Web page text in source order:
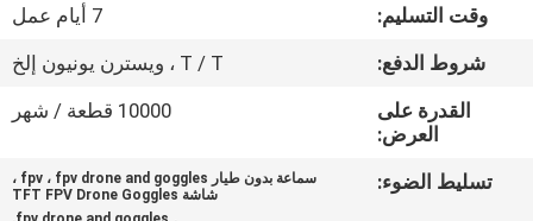
حالات
اطلب
اقتباس
وقت التسليم:
7 أيام عمل
شروط الدفع:
T / T ، ويسترن يونيون إلخ
القدرة على
العرض:
10000 قطعة / شهر
تسليط الضوء:
سماعة بدون طيار fpv ، fpv drone and goggles ،
شاشة TFT FPV Drone Goggles